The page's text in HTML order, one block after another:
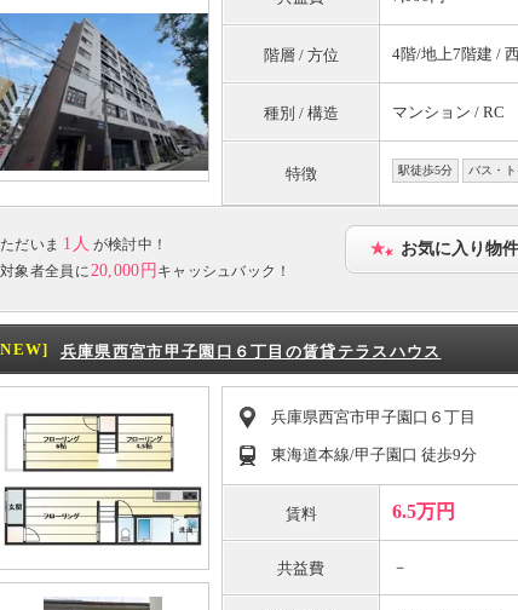
階層 / 方位 4階/地上7階建 /
種別 / 構造 マンション / RC
特徴 駅徒歩5分 バス・ト
ただいま 1人 が検討中！
対象者全員に20,000円 キャッシュバック！
お気に入り物
兵庫県西宮市甲子園口６丁目の賃貸テラスハウス
兵庫県西宮市甲子園口６丁目
東海道本線/甲子園口 徒歩9分
賃料 6.5万円
共益費 －